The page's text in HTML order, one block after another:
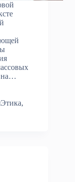
на…
,